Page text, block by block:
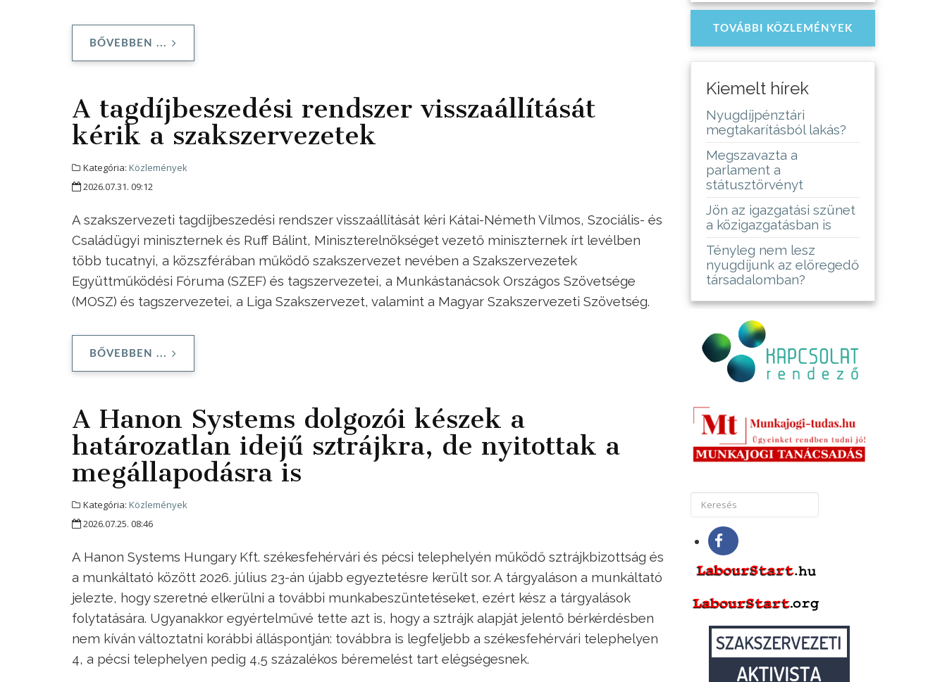
BŐVEBBEN ...
A tagdíjbeszedési rendszer visszaállítását
kérik a szakszervezetek
Kategória: Közlemények
2026.07.31. 09:12
A szakszervezeti tagdíjbeszedési rendszer visszaállítását kéri Kátai-Németh Vilmos, Szociális- és
Családügyi miniszternek és Ruff Bálint, Miniszterelnökséget vezető miniszternek írt levélben
több tucatnyi, a közszférában működő szakszervezet nevében a Szakszervezetek
Együttműködési Fóruma (SZEF) és tagszervezetei, a Munkástanácsok Országos Szövetsége
(MOSZ) és tagszervezetei, a Liga Szakszervezet, valamint a Magyar Szakszervezeti Szövetség.
BŐVEBBEN ...
A Hanon Systems dolgozói készek a
határozatlan idejű sztrájkra, de nyitottak a
megállapodásra is
Kategória: Közlemények
2026.07.25. 08:46
A Hanon Systems Hungary Kft. székesfehérvári és pécsi telephelyén működő sztrájkbizottság és
a munkáltató között 2026. július 23-án újabb egyeztetésre került sor. A tárgyaláson a munkáltató
jelezte, hogy szeretné elkerülni a további munkabeszüntetéseket, ezért kész a tárgyalások
folytatására. Ugyanakkor egyértelművé tette azt is, hogy a sztrájk alapját jelentő bérkérdésben
nem kíván változtatni korábbi álláspontján: továbbra is legfeljebb a székesfehérvári telephelyen
4, a pécsi telephelyen pedig 4,5 százalékos béremelést tart elégségesnek.
TOVÁBBI KÖZLEMÉNYEK
Kiemelt hírek
Nyugdíjpénztári
megtakarításból lakás?
Megszavazta a
parlament a
státusztörvényt
Jön az igazgatási szünet
a közigazgatásban is
Tényleg nem lesz
nyugdíjunk az elöregedő
társadalomban?